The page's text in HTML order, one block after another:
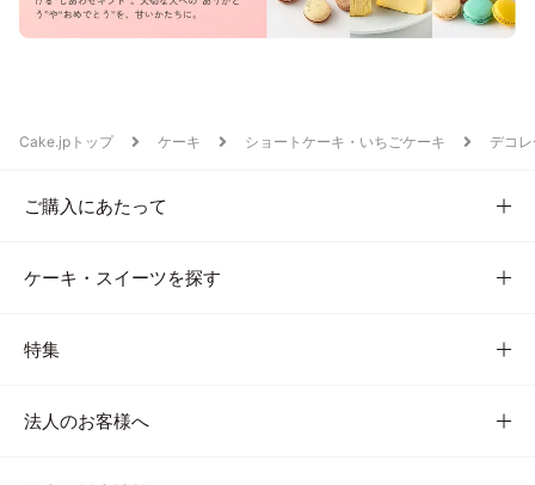
Cake.jpトップ ケーキ ショートケーキ・いちごケーキ デコ
ご購入にあたって
ケーキ・スイーツを探す
特集
法人のお客様へ